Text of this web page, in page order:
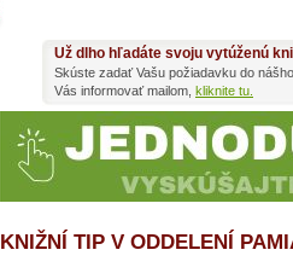
KNIŽNÍ TIP V ODDELENÍ
Už dlho hľadáte svoju vytúženú
Skúste zadať Vašu požiadavku do
Vás informovať mailom, kliknite tu.